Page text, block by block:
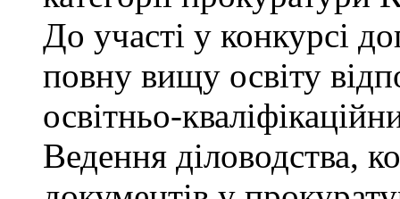
До участі у конкурсі
повну вищу освіту
освітньо-
Ведення діловодства,